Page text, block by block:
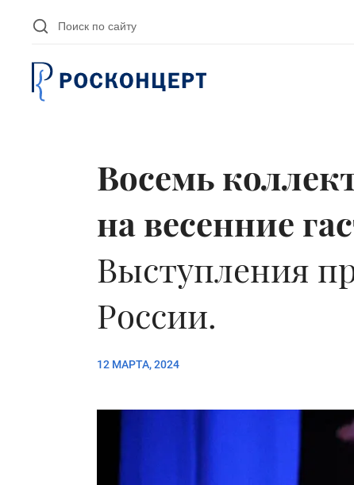
Восемь
на весенние
Выступления
России.
12 МАРТА, 2024